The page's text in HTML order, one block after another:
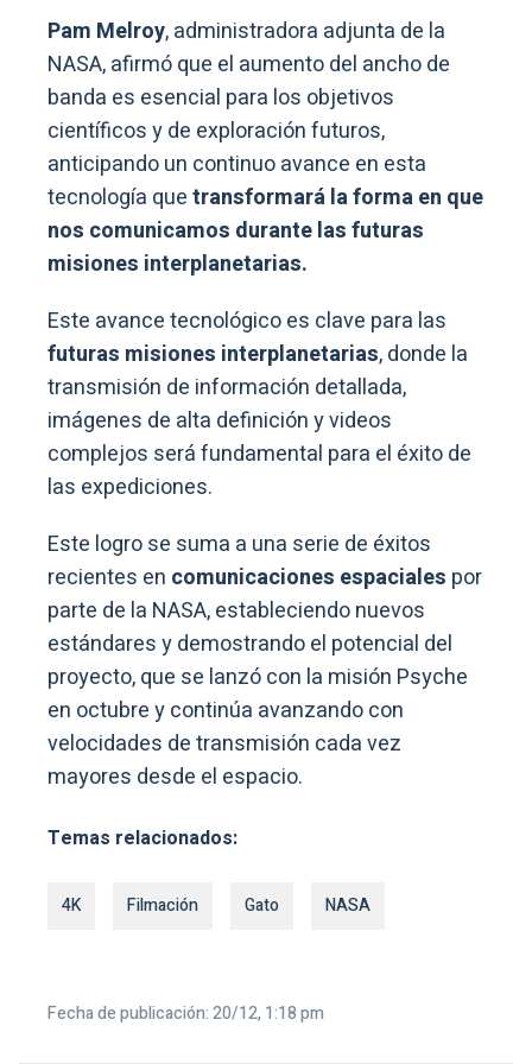
Pam Melroy, administradora adjunta de la
NASA, afirmó que el aumento del ancho de
banda es esencial para los objetivos
científicos y de exploración futuros,
anticipando un continuo avance en esta
tecnología quetransformará la forma en que
nos comunicamos durante las futuras
misiones interplanetarias.
Este avance tecnológico es clave para las
futuras misiones interplanetarias, donde la
transmisión de información detallada,
imágenes de alta definición y videos
complejos será fundamental para el éxito de
las expediciones.
Este logro se suma a una serie de éxitos
recientes en comunicaciones espaciales por
parte de la NASA, estableciendo nuevos
estándares y demostrando el potencial del
proyecto, que se lanzó con la misión Psyche
en octubre y continúa avanzando con
velocidades de transmisión cada vez
mayores desde el espacio.
Temas relacionados:
4K Filmación Gato NASA
Fecha de publicación: 20/12, 1:18 pm